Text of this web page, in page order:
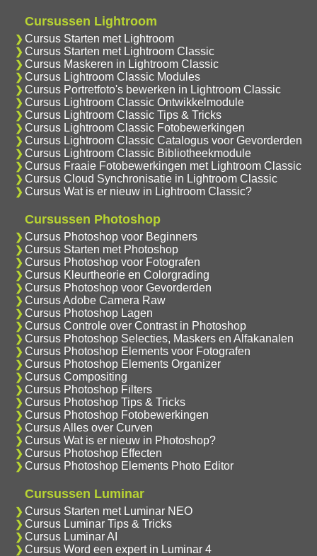
Cursussen Lightroom
Cursus Starten met Lightroom
Cursus Starten met Lightroom Classic
Cursus Maskeren in Lightroom Classic
Cursus Lightroom Classic Modules
Cursus Portretfoto's bewerken in Lightroom Classic
Cursus Lightroom Classic Ontwikkelmodule
Cursus Lightroom Classic Tips & Tricks
Cursus Lightroom Classic Fotobewerkingen
Cursus Lightroom Classic Catalogus voor Gevorderden
Cursus Lightroom Classic Bibliotheekmodule
Cursus Fraaie Fotobewerkingen met Lightroom Classic
Cursus Cloud Synchronisatie in Lightroom Classic
Cursus Wat is er nieuw in Lightroom Classic?
Cursussen Photoshop
Cursus Photoshop voor Beginners
Cursus Starten met Photoshop
Cursus Photoshop voor Fotografen
Cursus Kleurtheorie en Colorgrading
Cursus Photoshop voor Gevorderden
Cursus Adobe Camera Raw
Cursus Photoshop Lagen
Cursus Controle over Contrast in Photoshop
Cursus Photoshop Selecties, Maskers en Alfakanalen
Cursus Photoshop Elements voor Fotografen
Cursus Photoshop Elements Organizer
Cursus Compositing
Cursus Photoshop Filters
Cursus Photoshop Tips & Tricks
Cursus Photoshop Fotobewerkingen
Cursus Alles over Curven
Cursus Wat is er nieuw in Photoshop?
Cursus Photoshop Effecten
Cursus Photoshop Elements Photo Editor
Cursussen Luminar
Cursus Starten met Luminar NEO
Cursus Luminar Tips & Tricks
Cursus Luminar AI
Cursus Word een expert in Luminar 4